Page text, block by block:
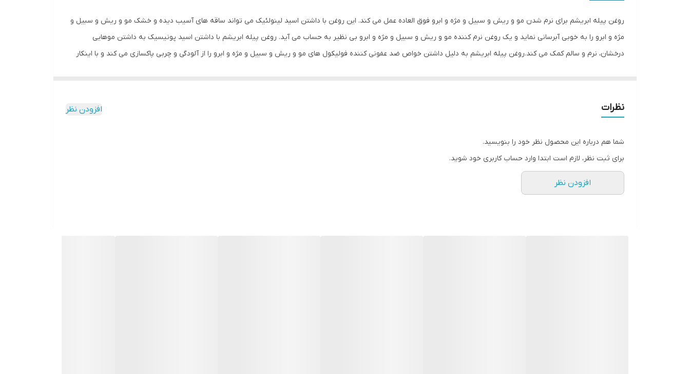
روغن پیله ابریشم برای نرم شدن مو و ریش و سبیل و مژه و ابرو فوق العاده عمل می کند. این روغن با داشتن اسید لینولئیک می تواند ساقه های آسیب دیده و خشک مو و ریش و سبیل و
مژه و ابرو را به خوبی آبرسانی نماید و یک روغن نرم کننده مو و ریش و سبیل و مژه و ابرو بی نظیر به حساب می آید. روغن پیله ابریشم با داشتن اسید پونیسیک به داشتن موهایی
درخشان، نرم و سالم کمک می کند.روغن پیله ابریشم به دلیل داشتن خواص ضد عفونی کننده فولیکول های مو و ریش و سبیل و مژه و ابرو را از آلودگی و چربی پاکسازی می کند و با اینکار
نظرات افزودن نظر
شما هم درباره این محصول نظر خود را بنویسید.
برای ثبت نظر، لازم است ابتدا وارد حساب کاربری خود شوید.
افزودن نظر